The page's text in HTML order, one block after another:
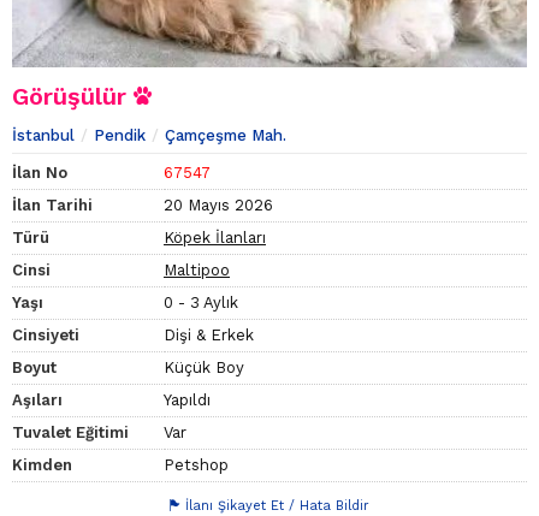
Görüşülür
İstanbul Pendik Çamçeşme Mah.
İlan No
67547
İlan Tarihi
20 Mayıs 2026
Türü
Köpek İlanları
Cinsi
Maltipoo
Yaşı
0 - 3 Aylık
Cinsiyeti
Dişi & Erkek
Boyut
Küçük Boy
Aşıları
Yapıldı
Tuvalet Eğitimi
Var
Kimden
Petshop
İlanı Şikayet Et / Hata Bildir